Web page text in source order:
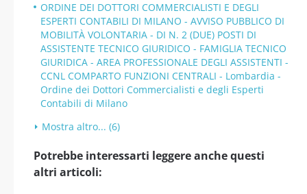
ORDINE DEI DOTTORI COMMERCIALISTI E DEGLI
ESPERTI CONTABILI DI MILANO - AVVISO PUBBLICO DI
MOBILITÀ VOLONTARIA - DI N. 2 (DUE) POSTI DI
ASSISTENTE TECNICO GIURIDICO - FAMIGLIA TECNICO
GIURIDICA - AREA PROFESSIONALE DEGLI ASSISTENTI -
CCNL COMPARTO FUNZIONI CENTRALI - Lombardia -
Ordine dei Dottori Commercialisti e degli Esperti
Contabili di Milano
Mostra altro... (6)
Potrebbe interessarti leggere anche questi
altri articoli: